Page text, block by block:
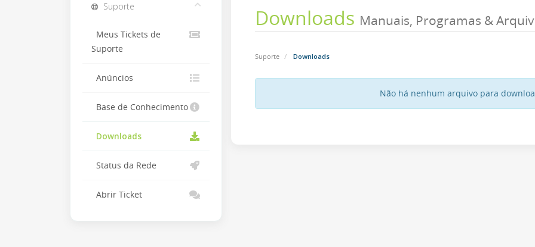
Downloads Manuais, Programas &
Suporte Downloads
Não há nenhum arquivo para
Suporte
Meus Tickets de
Suporte
Anúncios
Base de Conhecimento
Downloads
Status da Rede
Abrir Ticket